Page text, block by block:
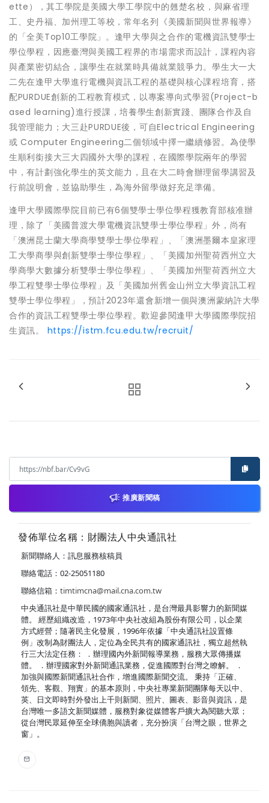
ette），其工學院是美國大學工學院中的翹楚名校，與麻省理
工、史丹福、加州理工等校，常年名列《美國新聞與世界報導》
的「全美Top10工學院」。逢甲大學與之合作的電機資訊雙學士
學位學程，因應臺灣與美國工程界的市場需求而設計，課程內容
與產業密切結合，讓學生在就業時具備就業競爭力。學生大一大
二先在逢甲大學進行電機與資訊工程的基礎與核心課程培育，搭
配PURDUE創新的工程教育模式，以專案導向式學習(Project-b
ased learning)進行授課，培養學生創新實踐、團隊合作及自
我管理能力；大三赴PURDUE後，可自Electrical Engineering
或 Computer Engineering二個領域中擇一繼續修習。為使學
生順利銜接大三大四國外大學的課程，在國際學院兩年的學習
中，有計劃強化學生的英文能力，且在大二時會辦理留學講習及
行前說明會，並協助學生，為海外留學做好充足準備。
逢甲大學國際學院目前已有6個雙學士學位學程獲教育部核准辦
理，除了「美國普渡大學電機資訊雙學士學位學程」外，尚有
「澳洲昆士蘭大學商學雙學士學位學程」、「澳洲墨爾本皇家理
工大學商學與創新雙學士學位學程」、「美國加州聖荷西州立大
學商學大數據分析雙學士學位學程」、「美國加州聖荷西州立大
學工程雙學士學位學程」及「美國加州舊金山州立大學資訊工程
雙學士學位學程」，預計2023年還會新增一個與澳洲蒙納許大學
合作的資訊工程雙學士學位學程。歡迎參閱逢甲大學國際學院招
生資訊。 https://istm.fcu.edu.tw/recruit/
推廣新聞稿
發佈單位名稱：財團法人中央通訊社
新聞聯絡人：訊息服務核稿員
聯絡電話：02-25051180
聯絡信箱： timtimcna@mail.cna.com.tw
中央通訊社是中華民國的國家通訊社，是台灣最具影響力的新聞媒
體。 經歷組織改造，1973年中央社改組為股份有限公司，以企業
方式經營；隨著民主化發展，1996年依據「中央通訊社設置條
例」改制為財團法人，定位為全民共有的國家通訊社，獨立超然執
行三大法定任務： ．辦理國內外新聞報導業務，服務大眾傳播媒
體。 ．辦理國家對外新聞通訊業務，促進國際對台灣之瞭解。 ．
加強與國際新聞通訊社合作，增進國際新聞交流。 秉持「正確、
領先、客觀、翔實」的基本原則，中央社專業新聞團隊每天以中、
英、日文即時對外發出上千則新聞、照片、圖表、影音與資訊，是
台灣唯一多語文新聞媒體，服務對象從媒體客戶擴大為閱聽大眾；
從台灣民眾延伸至全球僑胞與讀者，充分扮演「台灣之眼，世界之
窗」。